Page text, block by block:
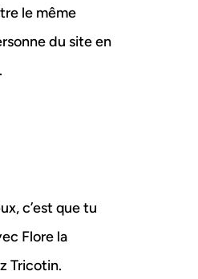
le même
du site en
c’est que tu
Flore la
Tricotin.